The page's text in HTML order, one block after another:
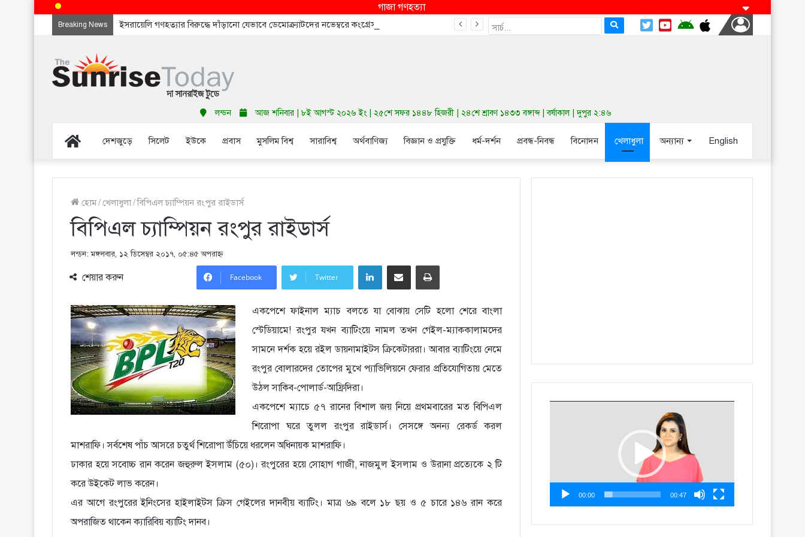
গাজা গণহত্যা
Breaking News ইসরায়েলি গণহত্যার বিরুদ্ধে দাঁড়ানো যেভাবে ডেমোক্র্যাটদের নভেম্বরে কংগ্রেস জিতাতে পারে
লন্ডন আজ শনিবার | ৮ই আগস্ট ২০২৬ ইং | ২৫শে সফর ১৪৪৮ হিজরী | ২৪শে শ্রাবণ ১৪৩৩ বঙ্গাব্দ | বর্ষাকাল | দুপুর ২:৪৬
Homeদেশজুড়ে সিলেট ইউকে প্রবাস মুসলিম বিশ্ব সারাবিশ্ব অর্থবাণিজ্য বিজ্ঞান ও প্রযুক্তি ধর্ম-দর্শন প্রবন্ধ-নিবন্ধ বিনোদন খেলাধুলা অন্যান্য English
হোম/খেলাধুলা/বিপিএল চ্যাম্পিয়ন রংপুর রাইডার্স
বিপিএল চ্যাম্পিয়ন রংপুর রাইডার্স
লন্ডন: মঙ্গলবার, ১২ ডিসেম্বর ২০১৭, ০৫:৪৫ অপরাহ্ণ
শেয়ার করুন Facebook Twitter
LinkedInShare via Email Print
একপেশে ফাইনাল ম্যাচ বলতে যা বোঝায় সেটি হলো শেরে বাংলা
স্টেডিয়ামে! রংপুর যখন ব্যাটিংয়ে নামল তখন গেইল-ম্যাককালামদের
সামনে দর্শক হয়ে রইল ডায়নামাইটস ক্রিকেটাররা। আবার ব্যাটিংয়ে নেমে
রংপুর বোলারদের তোপের মুখে প্যাভিলিয়নে ফেরার প্রতিযোগিতায় মেতে
উঠল সাকিব-পোলার্ড-আফ্রিদিরা।
একপেশে ম্যাচে ৫৭ রানের বিশাল জয় নিয়ে প্রথমবারের মত বিপিএল
শিরোপা ঘরে তুলল রংপুর রাইডার্স। সেসঙ্গে অনন্য রেকর্ড করল
মাশরাফি। সর্বশেষ পাঁচ আসরে চতুর্থ শিরোপা উঁচিয়ে ধরলেন অধিনায়ক মাশরাফি।
ঢাকার হয়ে সবোচ্চ রান করেন জহুরুল ইসলাম (৫০)। রংপুরের হয়ে সোহাগ গাজী, নাজমুল ইসলাম ও উরানা প্রত্যেকে ২ টি
করে উইকেট লাভ করেন।
এর আগে রংপুরের ইনিংসের হাইলাইটস ক্রিস গেইলের দানবীয় ব্যাটিং। মাত্র ৬৯ বলে ১৮ ছয় ও ৫ চারে ১৪৬ রান করে
অপরাজিত থাকেন ক্যারিবিয় ব্যাটিং দানব।
00:00 00:47